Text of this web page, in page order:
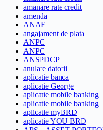
amanare rate credit
amenda
ANAF
angajament de plata
ANPC
ANPC
ANSPDCP
anulare datorii
aplicatie banca
aplicatie George
aplicatie mobile banking
aplicatie mobile banking
aplicatie myBRD
aplicatie YOU BRD